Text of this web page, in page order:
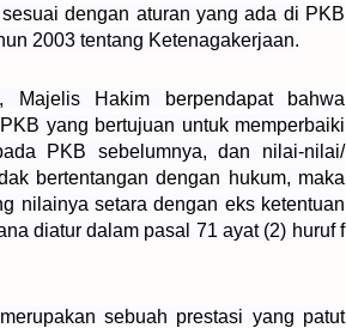
dengan aturan yang ada di PKB
2003 tentang Ketenagakerjaan.
Majelis Hakim berpendapat bahwa
yang bertujuan untuk memperbaiki
PKB sebelumnya, dan nilai-nilai/
bertentangan dengan hukum, maka
nilainya setara dengan eks ketentuan
diatur dalam pasal 71 ayat (2) huruf f
sebuah prestasi yang patut